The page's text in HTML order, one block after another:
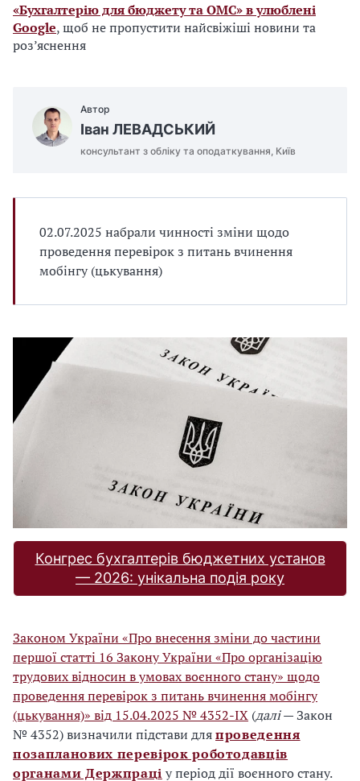
«Бухгалтерію для бюджету та ОМС» в улюблені
Google, щоб не пропустити найсвіжіші новини та
роз’яснення
Автор
Іван ЛЕВАДСЬКИЙ
консультант з обліку та оподаткування, Київ
02.07.2025 набрали чинності зміни щодо
проведення перевірок з питань вчинення
мобінгу (цькування)
Конгрес бухгалтерів бюджетних установ
— 2026: унікальна подія року
Законом України «Про внесення зміни до частини
першої статті 16 Закону України «Про організацію
трудових відносин в умовах воєнного стану» щодо
проведення перевірок з питань вчинення мобінгу
(цькування)» від 15.04.2025 № 4352-IX (далі— Закон
№ 4352) визначили підстави дляпроведення
позапланових перевірок роботодавців
органами Держпраці у період дії воєнного стану.